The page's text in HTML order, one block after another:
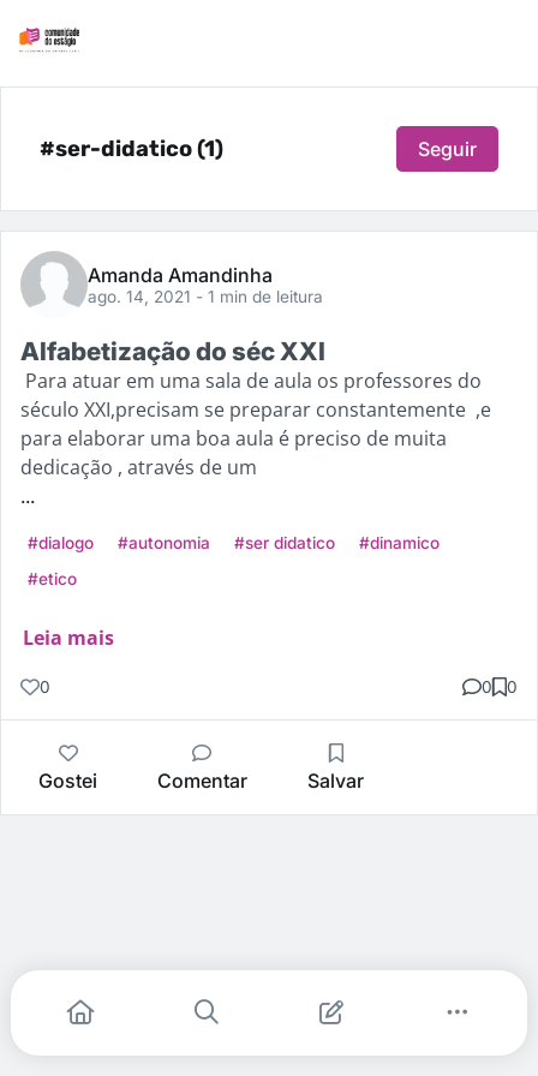
#ser-didatico (1) Seguir
Amanda Amandinha
ago. 14, 2021 - 1 min de leitura
Alfabetização do séc XXI
Para atuar em uma sala de aula os professores do
século XXI,precisam se preparar constantemente ,e
para elaborar uma boa aula é preciso de muita
dedicação , através de um
...
#dialogo #autonomia #ser didatico
#dinamico
#etico
Leia mais
0 0 0
Gostei Comentar Salvar